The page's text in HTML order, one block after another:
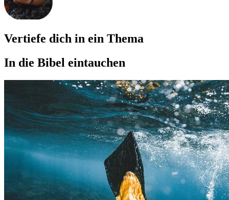
Vertiefe dich in ein Thema
In die Bibel eintauchen